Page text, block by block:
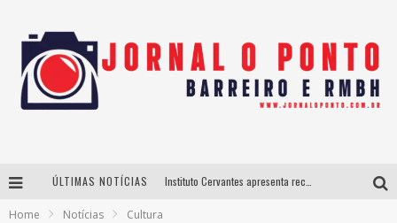
ÚLTIMAS NOTÍCIAS
Home Notícias Cultura